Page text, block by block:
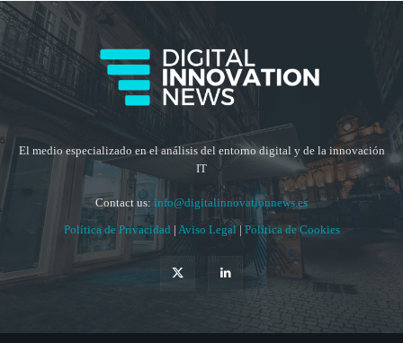
El medio especializado en el análisis del entorno digital y de la innovación
IT
Contact us: info@digitalinnovationnews.es
Política de Privacidad | Aviso Legal | Política de Cookies